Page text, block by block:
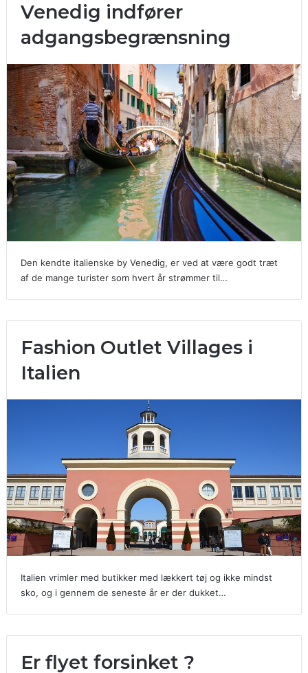
Venedig indfører
adgangsbegrænsning
Den kendte italienske by Venedig, er ved at være godt træt
af de mange turister som hvert år strømmer til…
Fashion Outlet Villages i
Italien
Italien vrimler med butikker med lækkert tøj og ikke mindst
sko, og i gennem de seneste år er der dukket…
Er flyet forsinket ?